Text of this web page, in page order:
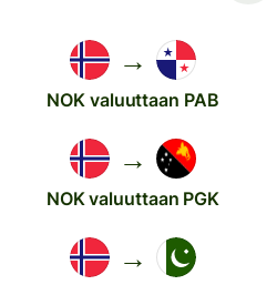
→
NOK valuuttaan PAB
→
NOK valuuttaan PGK
→